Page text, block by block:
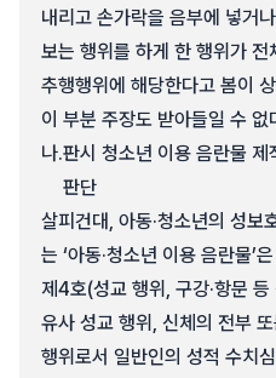
내리고 손가락을 음부에 넣거
보는 행위를 하게 한 행위가
추행행위에 해당한다고 봄이
이 부분 주장도 받아들일 수 없
나.판시 청소년 이용 음란물
판단
살피건대, 아동·청소년의 성
는 ‘아동·청소년 이용 음란물’
제4호(성교 행위, 구강·항문
유사 성교 행위, 신체의 전부
행위로서 일반인의 성적 수치